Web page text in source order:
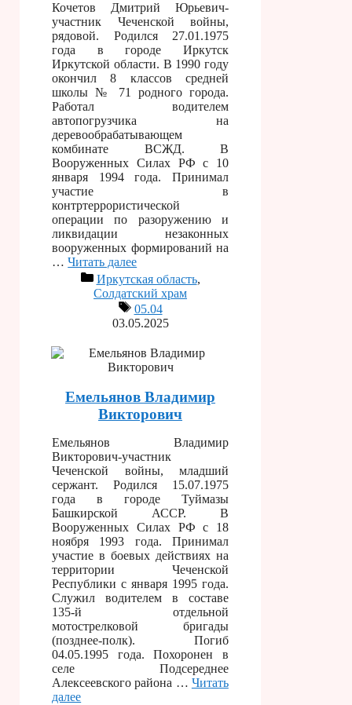
Кочетов Дмитрий Юрьевич-
участник Чеченской войны,
рядовой. Родился 27.01.1975
года в городе Иркутск
Иркутской области. В 1990 году
окончил 8 классов средней
школы № 71 родного города.
Работал водителем
автопогрузчика на
деревообрабатывающем
комбинате ВСЖД. В
Вооруженных Силах РФ с 10
января 1994 года. Принимал
участие в
контртеррористической
операции по разоружению и
ликвидации незаконных
вооруженных формирований на
…Читать далее
Иркутская область,
Солдатский храм
05.04
03.05.2025
Емельянов Владимир
Викторович
Емельянов Владимир
Викторович-участник
Чеченской войны, младший
сержант. Родился 15.07.1975
года в городе Туймазы
Башкирской АССР. В
Вооруженных Силах РФ с 18
ноября 1993 года. Принимал
участие в боевых действиях на
территории Чеченской
Республики с января 1995 года.
Служил водителем в составе
135-й отдельной
мотострелковой бригады
(позднее-полк). Погиб
04.05.1995 года. Похоронен в
селе Подсереднее
Алексеевского района … Читать
далее